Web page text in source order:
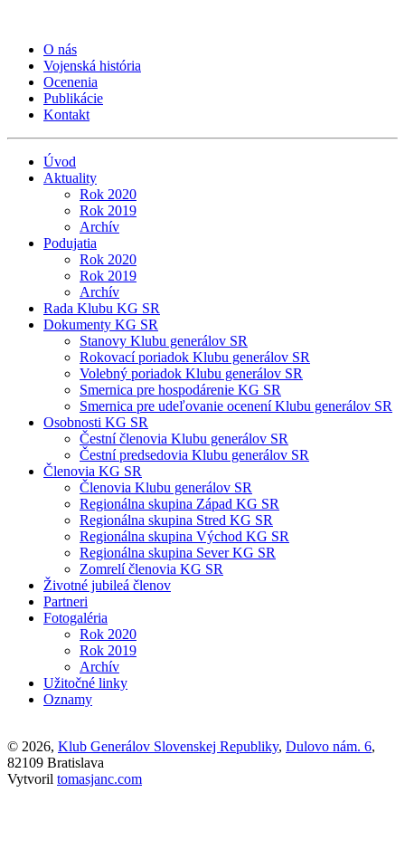
O nás
Vojenská história
Ocenenia
Publikácie
Kontakt
Úvod
Aktuality
Rok 2020
Rok 2019
Archív
Podujatia
Rok 2020
Rok 2019
Archív
Rada Klubu KG SR
Dokumenty KG SR
Stanovy Klubu generálov SR
Rokovací poriadok Klubu generálov SR
Volebný poriadok Klubu generálov SR
Smernica pre hospodárenie KG SR
Smernica pre udeľovanie ocenení Klubu generálov SR
Osobnosti KG SR
Čestní členovia Klubu generálov SR
Čestní predsedovia Klubu generálov SR
Členovia KG SR
Členovia Klubu generálov SR
Regionálna skupina Západ KG SR
Regionálna skupina Stred KG SR
Regionálna skupina Východ KG SR
Regionálna skupina Sever KG SR
Zomrelí členovia KG SR
Životné jubileá členov
Partneri
Fotogaléria
Rok 2020
Rok 2019
Archív
Užitočné linky
Oznamy
© 2026, Klub Generálov Slovenskej Republiky, Dulovo nám. 6,
82109 Bratislava
Vytvoril tomasjanc.com